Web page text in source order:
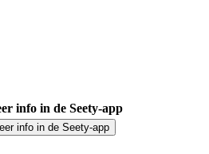
info in de Seety-app
info in de Seety-app